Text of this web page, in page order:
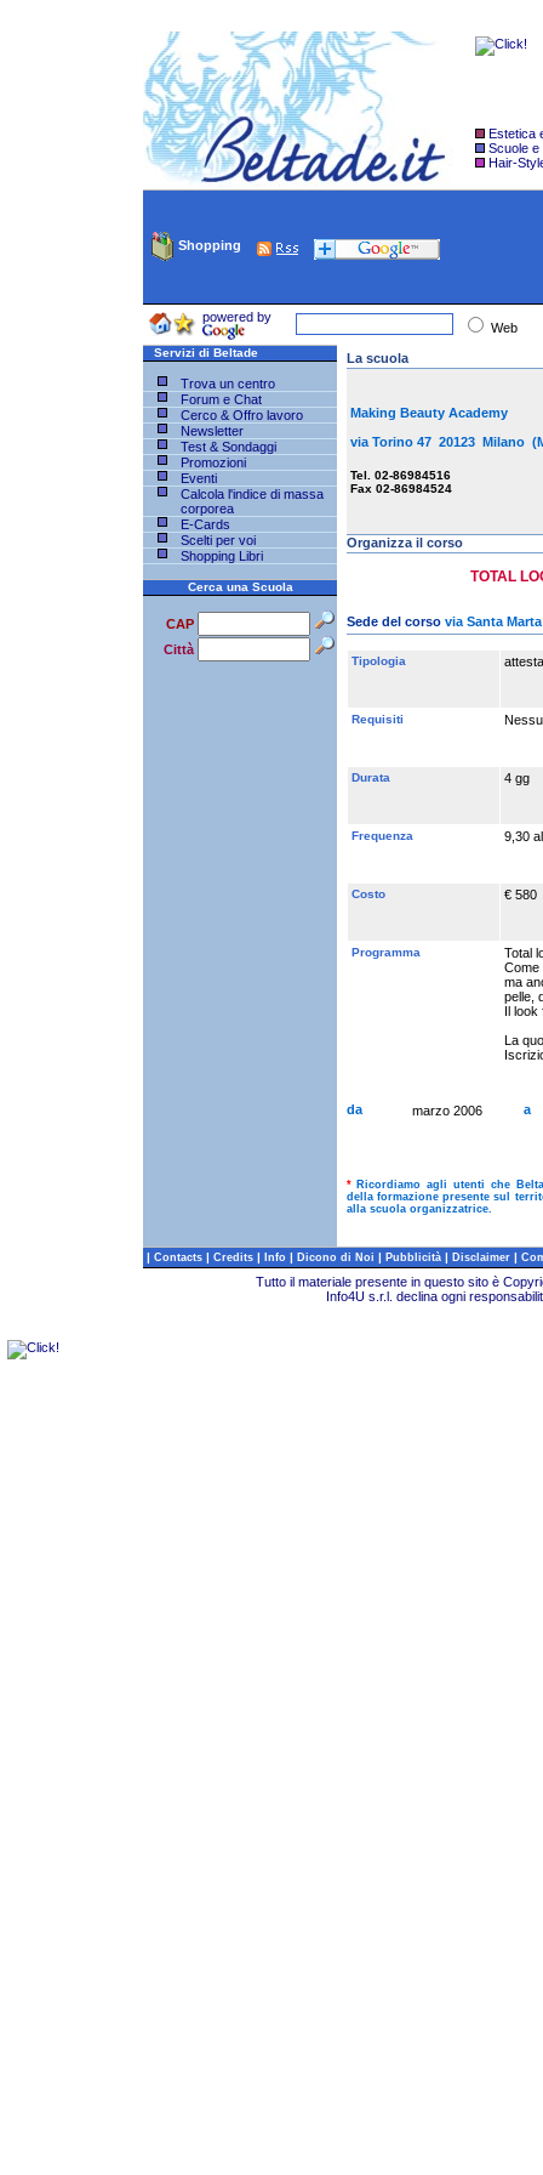
Estetica
Scuole e
Hair-
Shopping
powered by
Web
Servizi di Beltade
Trova un centro
Forum e Chat
Cerco & Offro lavoro
Newsletter
Test & Sondaggi
Promozioni
Eventi
Calcola l'indice di massa
corporea
E-Cards
Scelti per voi
Shopping Libri
Cerca una Scuola
CAP
Città
La scuola
Making Beauty Academy
via Torino 47 20123 Milano
Tel. 02-86984516
Fax 02-86984524
Organizza il corso
TOTAL
Sede del corsovia Santa Marta
Tipologia
Requisiti
Durata 4 gg
Frequenza 9,30
Costo € 580
Programma
Total
Come
ma
pelle,
Il look
La
da marzo 2006 a
* Ricordiamo agli utenti che
della formazione presente sul
alla scuola organizzatrice.
| Contacts | Credits | Info | Dicono di Noi | Pubblicità | Disclaimer |
Tutto il materiale presente in questo sito è
Info4U s.r.l. declina ogni